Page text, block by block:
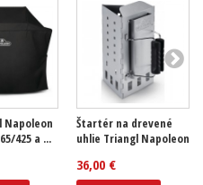
Napoleon
425 a ...
Štartér na drevené
uhlie Triangl Napoleon
36,00 €